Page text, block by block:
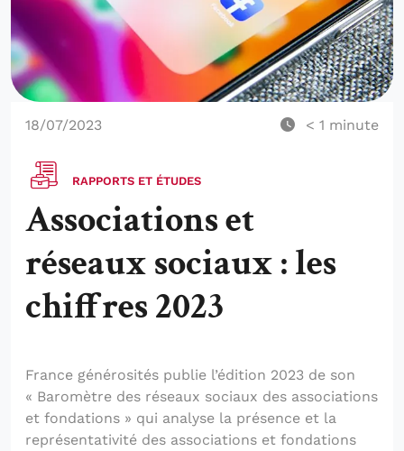
18/07/2023 < 1 minute
RAPPORTS ET ÉTUDES
Associations et
réseaux sociaux : les
chiffres 2023
France générosités publie l’édition 2023 de son
« Baromètre des réseaux sociaux des associations
et fondations » qui analyse la présence et la
représentativité des associations et fondations